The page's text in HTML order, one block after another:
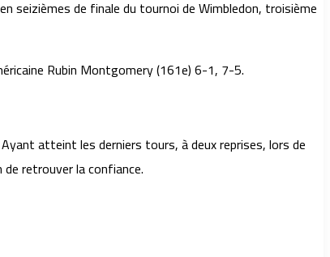
seizièmes de finale du tournoi de Wimbledon, troisième
Rubin Montgomery (161e) 6-1, 7-5.
atteint les derniers tours, à deux reprises, lors de
retrouver la confiance.